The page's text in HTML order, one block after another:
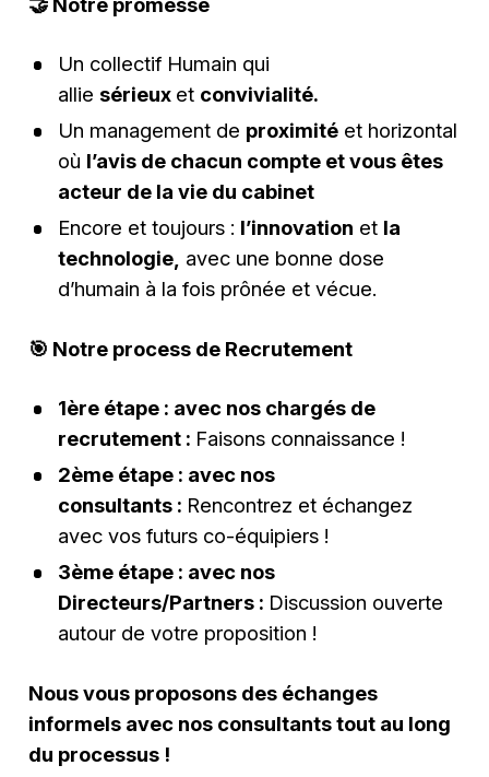
Un collectif Humain qui
allie sérieux et convivialité.
Un management de proximitéet horizontal
où l’avis de chacun compte et vous êtes
acteur de la vie du cabinet
Encore et toujours : l’innovation et la
technologie, avec une bonne dose
d’humain à la fois prônée et vécue.
🎯 Notre process de Recrutement
1ère étape : avec nos chargés de
recrutement : Faisons connaissance !
2ème étape : avec nos
consultants : Rencontrez et échangez
avec vos futurs co-équipiers !
3ème étape : avec nos
Directeurs/Partners : Discussion ouverte
autour de votre proposition !
Nous vous proposons des échanges
informels avec nos consultants tout au long
du processus !